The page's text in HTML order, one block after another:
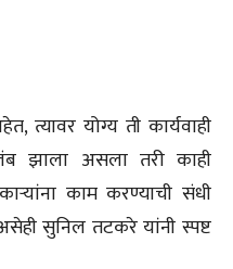
त्यावर योग्य ती कार्यवाही
झाला असला तरी काही
काम करण्याची संधी
सुनिल तटकरे यांनी स्पष्ट